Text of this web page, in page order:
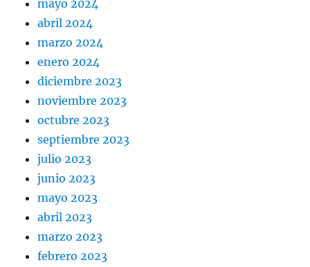
mayo 2024
abril 2024
marzo 2024
enero 2024
diciembre 2023
noviembre 2023
octubre 2023
septiembre 2023
julio 2023
junio 2023
mayo 2023
abril 2023
marzo 2023
febrero 2023